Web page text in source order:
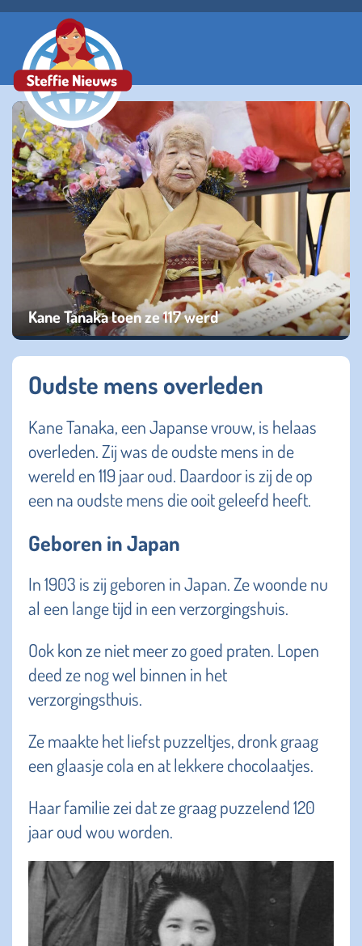
Kane Tanaka toen ze 117 werd
Oudste mens overleden
Kane Tanaka, een Japanse vrouw, is helaas
overleden. Zij was de oudste mens in de
wereld en 119 jaar oud. Daardoor is zij de op
een na oudste mens die ooit geleefd heeft.
Geboren in Japan
In 1903 is zij geboren in Japan. Ze woonde nu
al een lange tijd in een verzorgingshuis.
Ook kon ze niet meer zo goed praten. Lopen
deed ze nog wel binnen in het
verzorgingsthuis.
Ze maakte het liefst puzzeltjes, dronk graag
een glaasje cola en at lekkere chocolaatjes.
Haar familie zei dat ze graag puzzelend 120
jaar oud wou worden.